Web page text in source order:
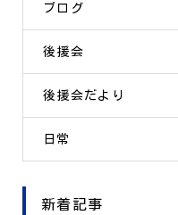
ブログ
後援会
後援会だより
日常
新着記事